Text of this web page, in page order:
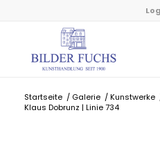
Startseite / Galerie / Kunstwerke
Klaus Dobrunz | Linie 734